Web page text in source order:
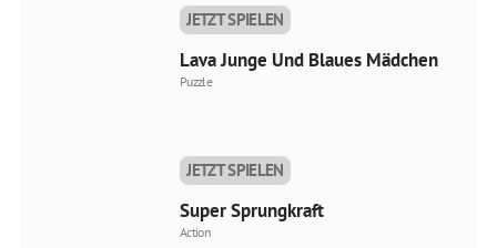
JETZT SPIELEN
Lava Junge Und Blaues Mädchen
Puzzle
JETZT SPIELEN
Super Sprungkraft
Action